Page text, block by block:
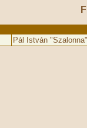
Pál István